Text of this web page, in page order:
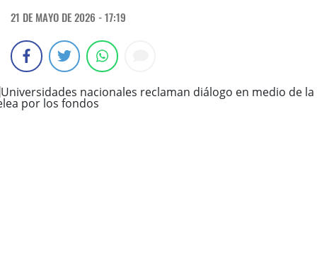
21 DE MAYO DE 2026 - 17:19